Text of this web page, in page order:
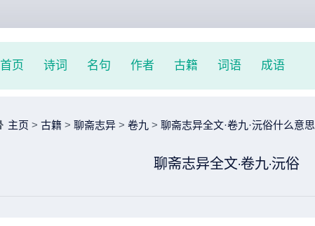
首页 诗词 名句 作者 古籍 词语 成语
主页 > 古籍 > 聊斋志异 > 卷九 > 聊斋志异全文·卷九·沅俗什么意思
聊斋志异全文·卷九·沅俗